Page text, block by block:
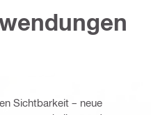
Sichtbarkeit – neue